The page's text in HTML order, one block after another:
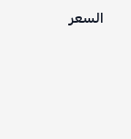
السعر